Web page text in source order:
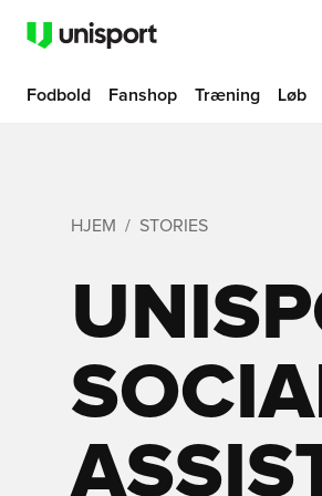
Fodbold Fanshop Træning Løb
HJEM STORIES